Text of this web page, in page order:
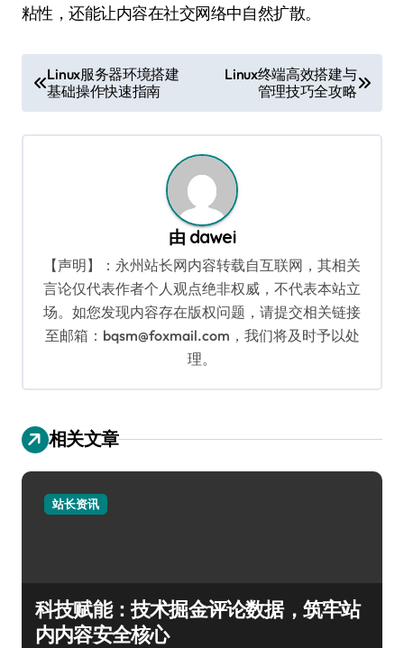
粘性，还能让内容在社交网络中自然扩散。
章
导
Linux服务器环境搭建
基础操作快速指南
Linux终端高效搭建与
管理技巧全攻略
由 dawei
【声明】：永州站长网内容转载自互联网，其相关
言论仅代表作者个人观点绝非权威，不代表本站立
场。如您发现内容存在版权问题，请提交相关链接
至邮箱：bqsm@foxmail.com，我们将及时予以处
理。
相关文章
站长资讯
科技赋能：技术掘金评论数据，筑牢站
内内容安全核心